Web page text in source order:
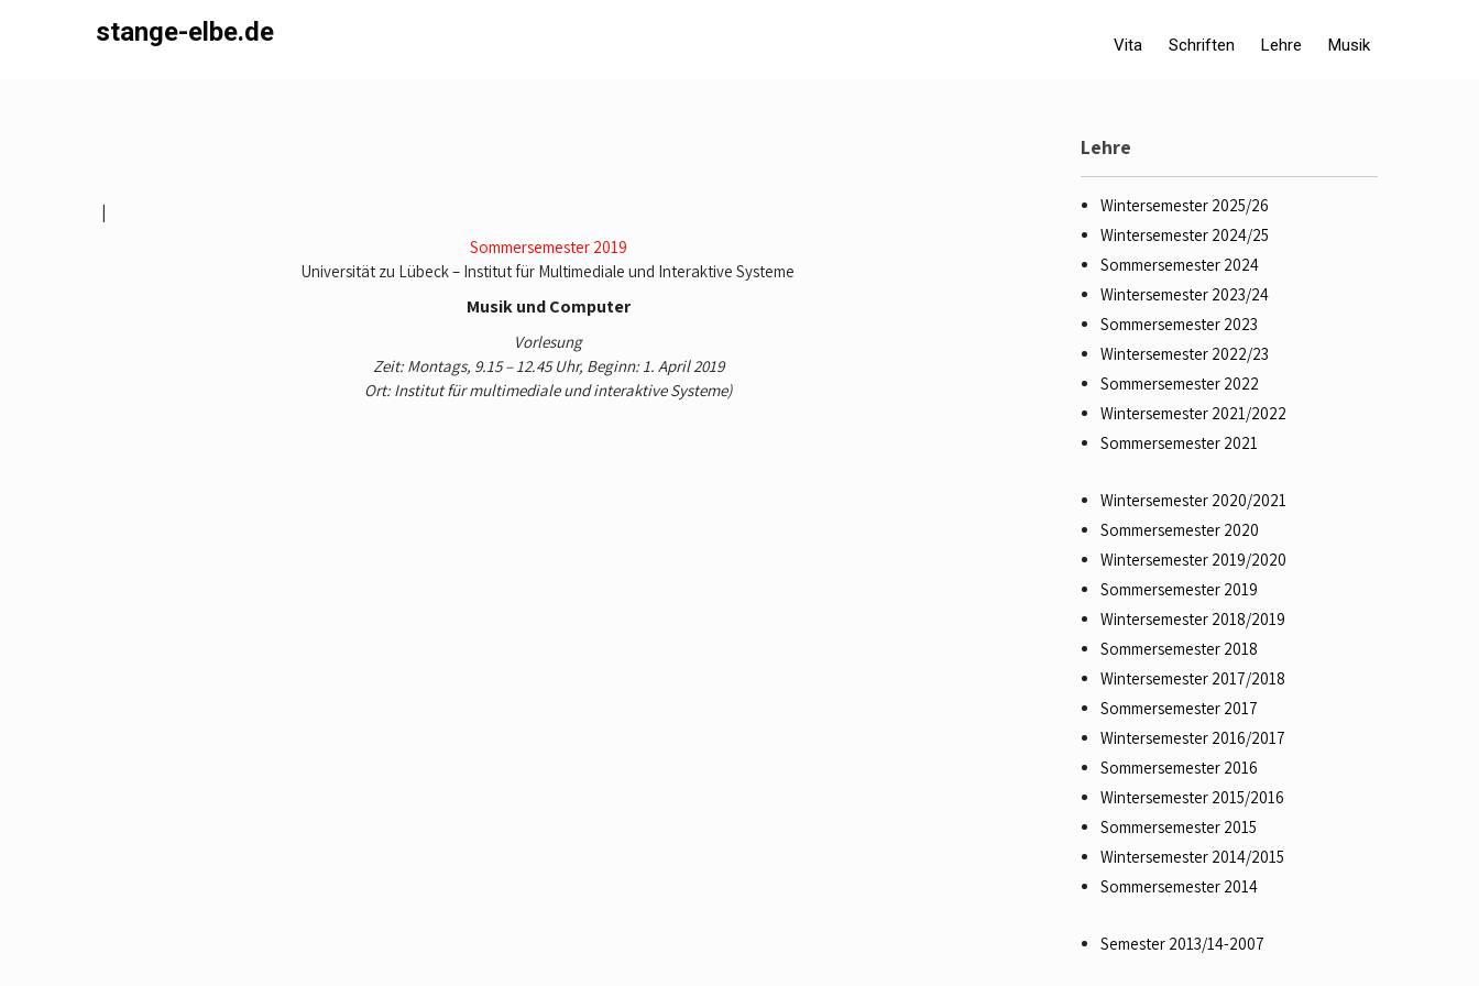
stange-elbe.de Vita Schriften Lehre Musik
|
Sommersemester 2019
Universität zu Lübeck – Institut für Multimediale und Interaktive Systeme
Musik und Computer
Vorlesung
Zeit: Montags, 9.15 – 12.45 Uhr, Beginn: 1. April 2019
Ort: Institut für multimediale und interaktive Systeme)
Lehre
Wintersemester 2025/26
Wintersemester 2024/25
Sommersemester 2024
Wintersemester 2023/24
Sommersemester 2023
Wintersemester 2022/23
Sommersemester 2022
Wintersemester 2021/2022
Sommersemester 2021
Wintersemester 2020/2021
Sommersemester 2020
Wintersemester 2019/2020
Sommersemester 2019
Wintersemester 2018/2019
Sommersemester 2018
Wintersemester 2017/2018
Sommersemester 2017
Wintersemester 2016/2017
Sommersemester 2016
Wintersemester 2015/2016
Sommersemester 2015
Wintersemester 2014/2015
Sommersemester 2014
Semester 2013/14-2007